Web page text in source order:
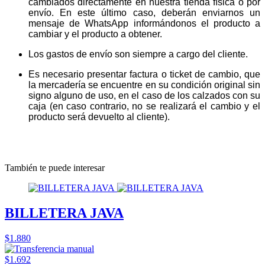
envío. En este último caso, deberán enviarnos un
mensaje de WhatsApp informándonos el producto a
cambiar y el producto a obtener.
Los gastos de envío son siempre a cargo del cliente.
Es necesario presentar factura o ticket de cambio, que
la mercadería se encuentre en su condición original sin
signo alguno de uso, en el caso de los calzados con su
caja (en caso contrario, no se realizará el cambio y el
producto será devuelto al cliente).
También te puede interesar
BILLETERA JAVA
$1.880
$1.692